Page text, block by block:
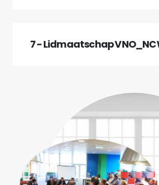
7 - Lidmaatschap